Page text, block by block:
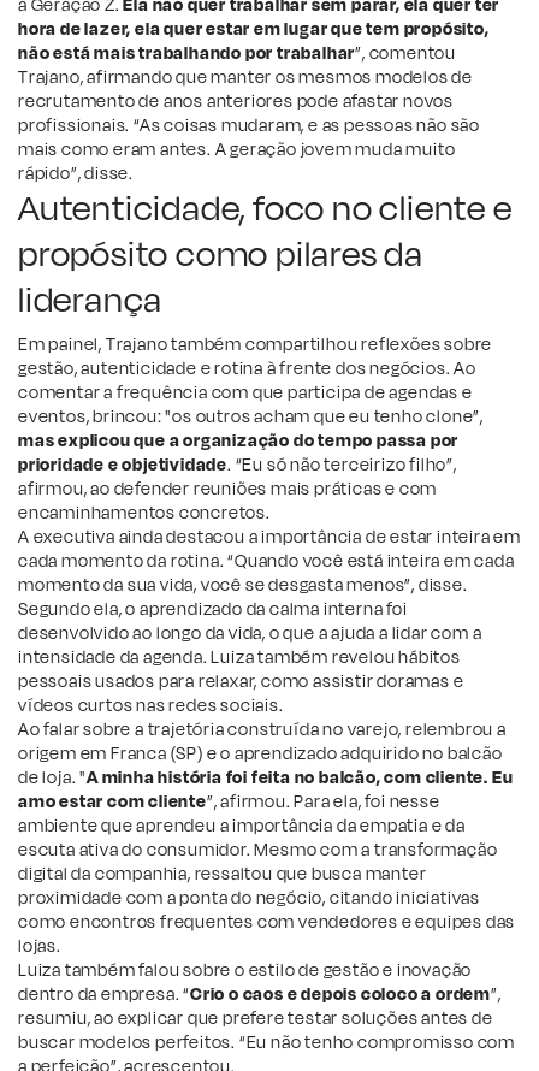
hora de lazer, ela quer estar em lugar que tem propósito,
não está mais trabalhando por trabalhar”, comentou
Trajano, afirmando que manter os mesmos modelos de
recrutamento de anos anteriores pode afastar novos
profissionais. “As coisas mudaram, e as pessoas não são
mais como eram antes. A geração jovem muda muito
rápido”, disse.
Autenticidade, foco no cliente e
propósito como pilares da
liderança
Em painel, Trajano também compartilhou reflexões sobre
gestão, autenticidade e rotina à frente dos negócios. Ao
comentar a frequência com que participa de agendas e
eventos, brincou: "os outros acham que eu tenho clone”,
mas explicou que a organização do tempo passa por
prioridade e objetividade. “Eu só não terceirizo filho”,
afirmou, ao defender reuniões mais práticas e com
encaminhamentos concretos.
A executiva ainda destacou a importância de estar inteira em
cada momento da rotina. “Quando você está inteira em cada
momento da sua vida, você se desgasta menos”, disse.
Segundo ela, o aprendizado da calma interna foi
desenvolvido ao longo da vida, o que a ajuda a lidar com a
intensidade da agenda. Luiza também revelou hábitos
pessoais usados para relaxar, como assistir doramas e
vídeos curtos nas redes sociais.
Ao falar sobre a trajetória construída no varejo, relembrou a
origem em Franca (SP) e o aprendizado adquirido no balcão
de loja. "A minha história foi feita no balcão, com cliente. Eu
amo estar com cliente”, afirmou. Para ela, foi nesse
ambiente que aprendeu a importância da empatia e da
escuta ativa do consumidor. Mesmo com a transformação
digital da companhia, ressaltou que busca manter
proximidade com a ponta do negócio, citando iniciativas
como encontros frequentes com vendedores e equipes das
lojas.
Luiza também falou sobre o estilo de gestão e inovação
dentro da empresa. “Crio o caos e depois coloco a ordem”,
resumiu, ao explicar que prefere testar soluções antes de
buscar modelos perfeitos. “Eu não tenho compromisso com